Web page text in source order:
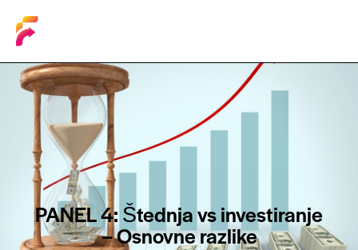
PANEL 4: Štednja vs investiranje
– Osnovne razlike